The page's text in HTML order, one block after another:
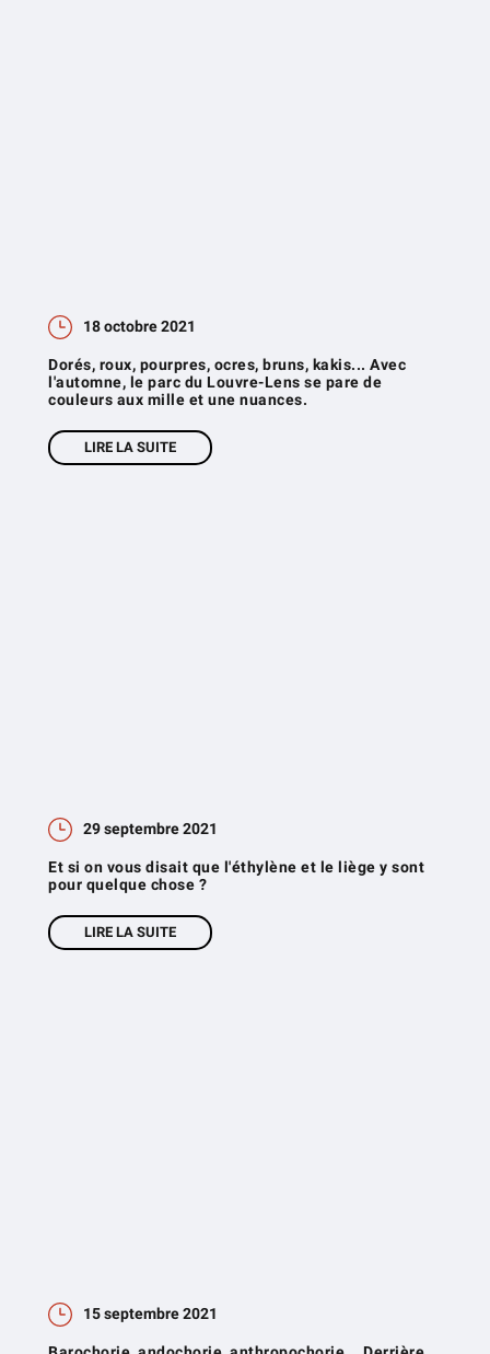
18 octobre 2021
Dorés, roux, pourpres, ocres, bruns, kakis... Avec
l'automne, le parc du Louvre-Lens se pare de
couleurs aux mille et une nuances.
LIRE LA SUITE
29 septembre 2021
Et si on vous disait que l'éthylène et le liège y sont
pour quelque chose ?
LIRE LA SUITE
15 septembre 2021